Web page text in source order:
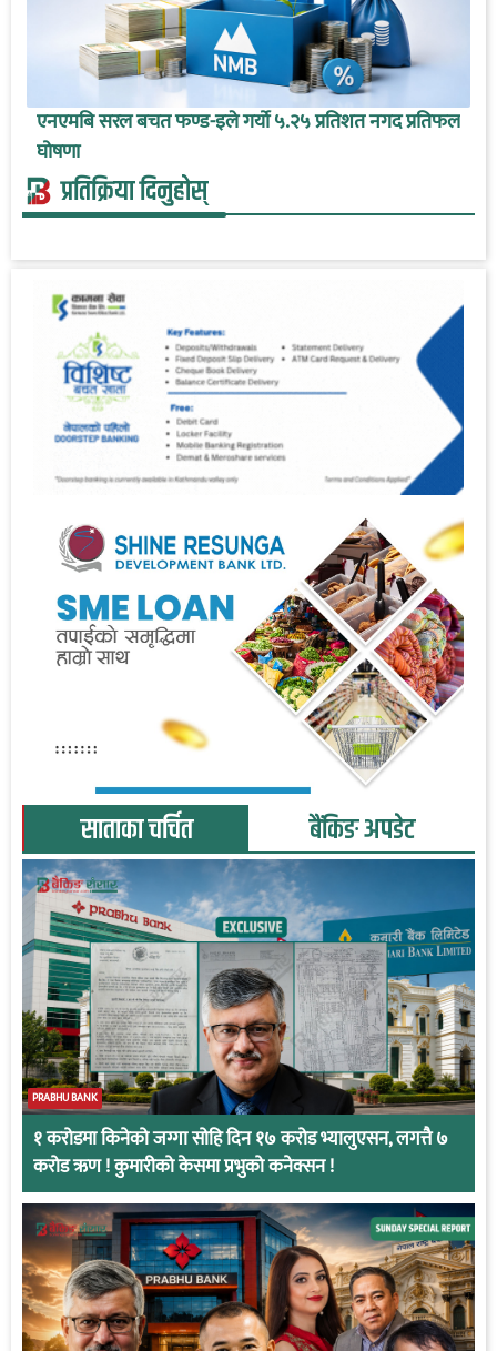
एनएमबि सरल बचत फण्ड-इले गर्यो ५.२५ प्रतिशत नगद प्रतिफल
घोषणा
प्रतिक्रिया दिनुहोस्
साताका चर्चित बैंकिङ अपडेट
PRABHU BANK
१ करोडमा किनेको जग्गा सोहि दिन १७ करोड भ्यालुएसन, लगत्तै ७
करोड ऋण ! कुमारीको केसमा प्रभुको कनेक्सन !